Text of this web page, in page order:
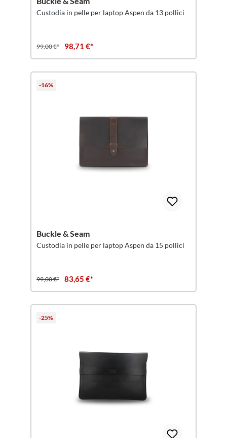
Custodia in pelle per laptop Aspen da 13 pollici
99,00 €* 98,71 €*
-16%
Buckle & Seam
Custodia in pelle per laptop Aspen da 15 pollici
99,00 €* 83,65 €*
-25%